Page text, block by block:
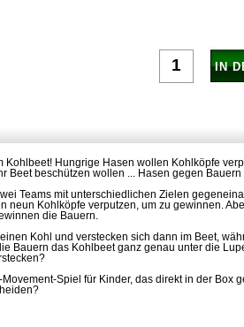
IN
Kohlbeet! Hungrige Hasen wollen Kohlköpfe
Beet beschützen wollen ... Hasen gegen
Teams mit unterschiedlichen Zielen
neun Kohlköpfe verputzen, um zu gewinnen.
die Bauern.
Kohl und verstecken sich dann im Beet,
Bauern das Kohlbeet ganz genau unter die
Spiel für Kinder, das direkt in der Box